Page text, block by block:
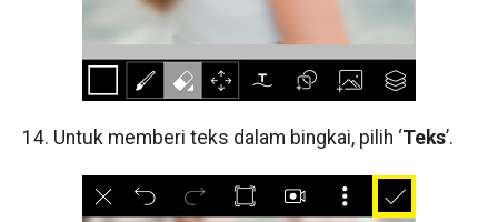
14. Untuk memberi teks dalam bingkai, pilih ‘Teks’.